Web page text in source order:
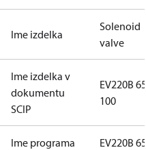
Ime izdelka
Solenoid
valve
Ime izdelka v
dokumentu
SCIP
EV220B 65-
100
Ime programa
EV220B 65 -